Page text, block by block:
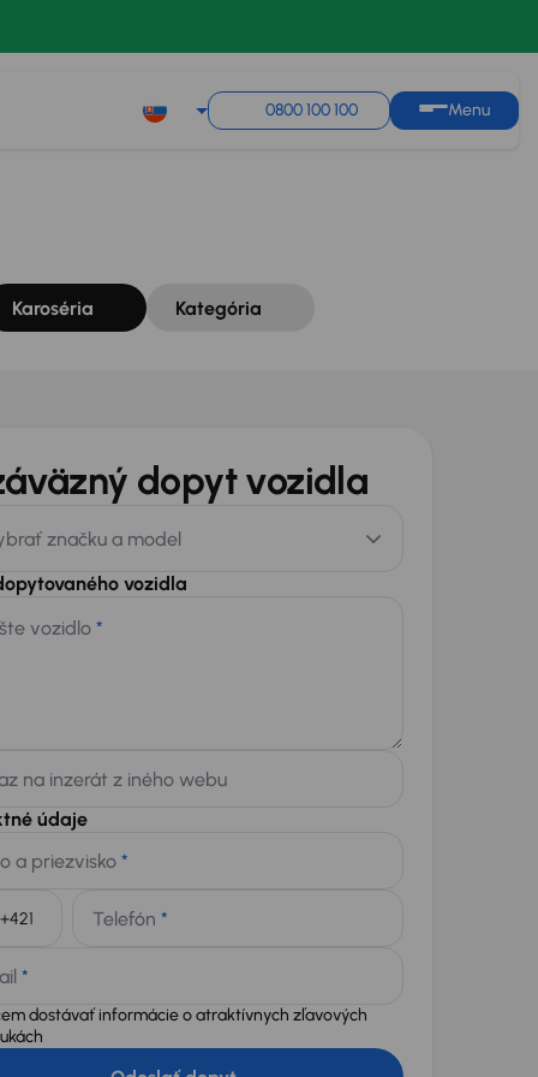
0800 100 100 Menu
Karoséria Kategória
dopyt vozidla
značku a model
vozidla
vozidlo *
na inzerát z iného webu
údaje
a priezvisko *
Telefón *
*
dostávať informácie o atraktívnych zľavových